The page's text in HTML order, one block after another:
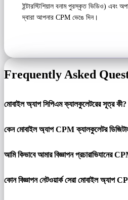
ইন্টারস্টিশিয়াল বনাম পুরস্কৃত ভিডিও) এবং
দ্বারা আপনার CPM ভেঙে দিন।
Frequently Asked
মোবাইল অ্যাপ সিপিএম ক্যালকুলেটরের সূত্র কী?
কেন মোবাইল অ্যাপ CPM ক্যালকুলেটর
আমি কিভাবে আমার বিজ্ঞাপন প্রচারাভিযানের
কোন বিজ্ঞাপন নেটওয়ার্ক সেরা মোবাইল অ্যাপ